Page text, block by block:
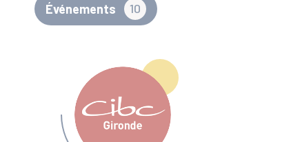
Événements 10